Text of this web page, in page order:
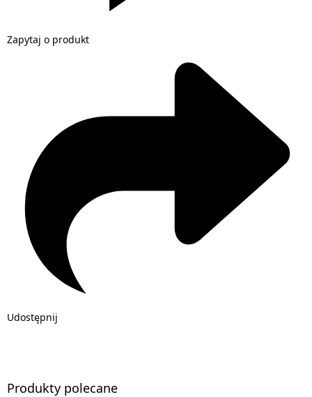
Zapytaj o produkt
Udostępnij
Produkty polecane